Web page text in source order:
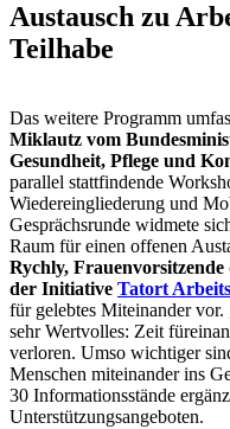
Austausch zu
Teilhabe
Das weitere Programm
Miklautz vom
Gesundheit, Pflege und
parallel stattfindende
Wiedereingliederung und
Gesprächsrunde widmete
Raum für einen offenen
Rychly,
der Initiative Tatort
für gelebtes Miteinander
sehr Wertvolles: Zeit
verloren. Umso wichtiger
Menschen miteinander ins
30 Informationsstände
Unterstützungsangeboten.